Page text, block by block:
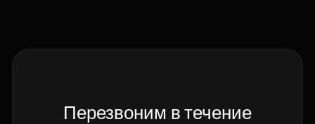
Перезвоним в течение